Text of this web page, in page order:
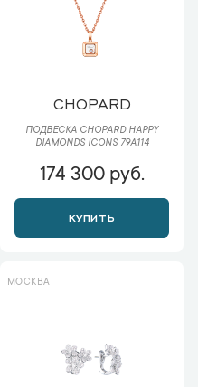
CHOPARD
ПОДВЕСКА CHOPARD HAPPY
DIAMONDS ICONS 79A114
174 300 руб.
КУПИТЬ
МОСКВА